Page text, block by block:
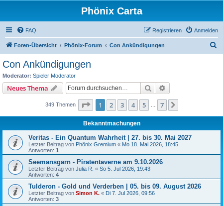
Phönix Carta
FAQ Anmelden
Registrieren
Foren-Übersicht Phönix-Forum Con Ankündigungen
Con Ankündigungen
Moderator: Spieler Moderator
Neues Thema Suche
349 Themen Seite 1von
1 2 3 4 5 7
Bekanntmachungen
Veritas - Ein Quantum Wahrheit | 27. bis 30. Mai 2027
Letzter Beitrag von Phönix Gremium « Mo 18. Mai 2026, 18:45
Antworten: 1
Seemansgarn - Piratentaverne am 9.10.2026
Letzter Beitrag von Julia R. « So 5. Jul 2026, 19:43
Antworten: 4
Tulderon - Gold und Verderben | 05. bis 09. August 2026
Letzter Beitrag von Simon K. « Di 7. Jul 2026, 09:56
Antworten: 3